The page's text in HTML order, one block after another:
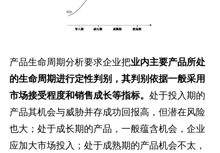
产品生命周期分析要求企业把业内主要产品所处
的生命周期进行定性判别，其判别依据一般采用
市场接受程度和销售成长等指标。处于投入期的
产品其机会与威胁并存成功回报高，但潜在风险
也大；处于成长期的产品，一般蕴含机会，企业
应加大市场投入；处于成熟期的产品机会不太，